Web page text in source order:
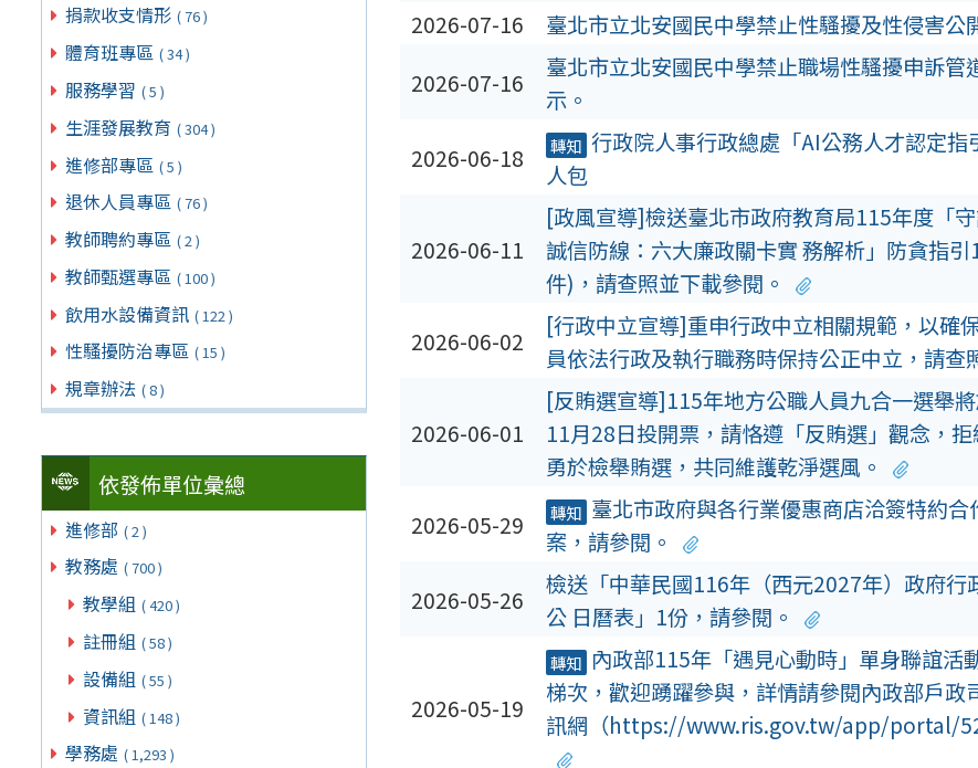
捐款收支情形 ( 76 )
體育班專區 ( 34 )
服務學習 ( 5 )
生涯發展教育 ( 304 )
進修部專區 ( 5 )
退休人員專區 ( 76 )
教師聘約專區 ( 2 )
教師甄選專區 ( 100 )
飲用水設備資訊 ( 122 )
性騷擾防治專區 ( 15 )
規章辦法 ( 8 )
依發佈單位彙總
進修部 ( 2 )
教務處 ( 700 )
教學組 ( 420 )
註冊組 ( 58 )
設備組 ( 55 )
資訊組 ( 148 )
學務處 ( 1,293 )
2026-07-16 臺北市立北安國民中學禁止性騷擾及性侵害公
2026-07-16
臺北市立北安國民中學禁止職場性騷擾申訴管
示。
2026-06-18 轉知 行政院人事行政總處「AI公務人才認定指
人包
2026-06-11
[政風宣導]檢送臺北市政府教育局115年度「
誠信防線：六大廉政關卡實 務解析」防貪指
件)，請查照並下載參閱。
2026-06-02
[行政中立宣導]重申行政中立相關規範，以確
員依法行政及執行職務時保持公正中立，請查
2026-06-01
[反賄選宣導]115年地方公職人員九合一選舉
11月28日投開票，請恪遵「反賄選」觀念，拒
勇於檢舉賄選，共同維護乾淨選風。
2026-05-29 轉知 臺北市政府與各行業優惠商店洽簽特約合
案，請參閱。
2026-05-26
檢送「中華民國116年（西元2027年）政府行
公 日曆表」1份，請參閱。
2026-05-19
轉知 內政部115年「遇見心動時」單身聯誼活
梯次，歡迎踴躍參與，詳情請參閱內政部戶政
訊網（https://www.ris.gov.tw/app/portal/